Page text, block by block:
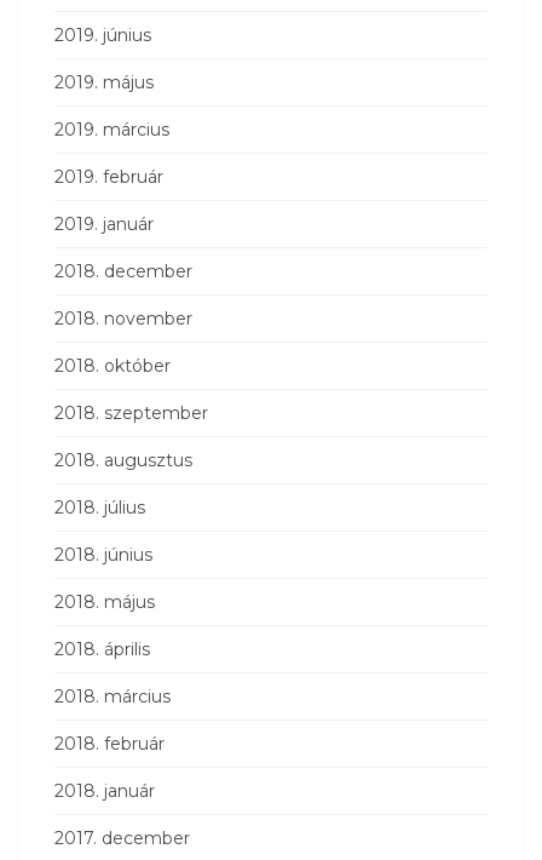
2019. június
2019. május
2019. március
2019. február
2019. január
2018. december
2018. november
2018. október
2018. szeptember
2018. augusztus
2018. július
2018. június
2018. május
2018. április
2018. március
2018. február
2018. január
2017. december